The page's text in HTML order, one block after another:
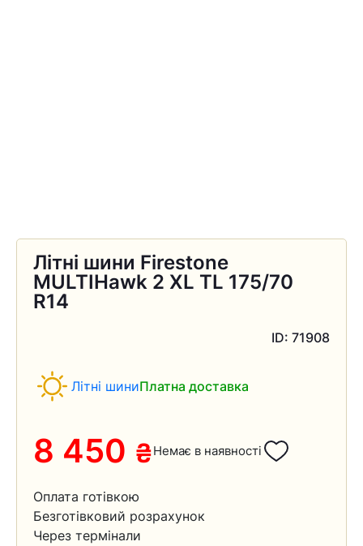
Літні шини Firestone
MULTIHawk 2 XL TL 175/70
R14
ID: 71908
Літні шиниПлатна доставка
8 450 ₴Немає в наявності
Оплата готівкою
Безготівковий розрахунок
Через термінали